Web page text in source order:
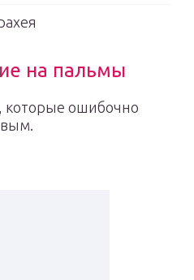
на пальмы
которые ошибочно